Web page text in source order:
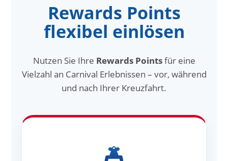
Rewards Points
flexibel einlösen
Nutzen Sie Ihre Rewards Pointsfür eine
Vielzahl an Carnival Erlebnissen – vor, während
und nach Ihrer Kreuzfahrt.